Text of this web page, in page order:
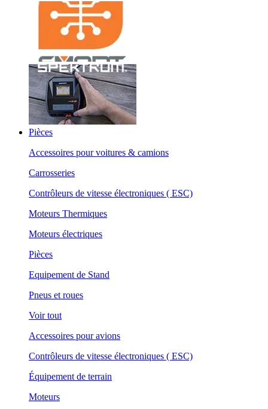
Pièces
Accessoires pour voitures & camions
Carrosseries
Contrôleurs de vitesse électroniques ( ESC)
Moteurs Thermiques
Moteurs électriques
Pièces
Equipement de Stand
Pneus et roues
Voir tout
Accessoires pour avions
Contrôleurs de vitesse électroniques ( ESC)
Équipement de terrain
Moteurs